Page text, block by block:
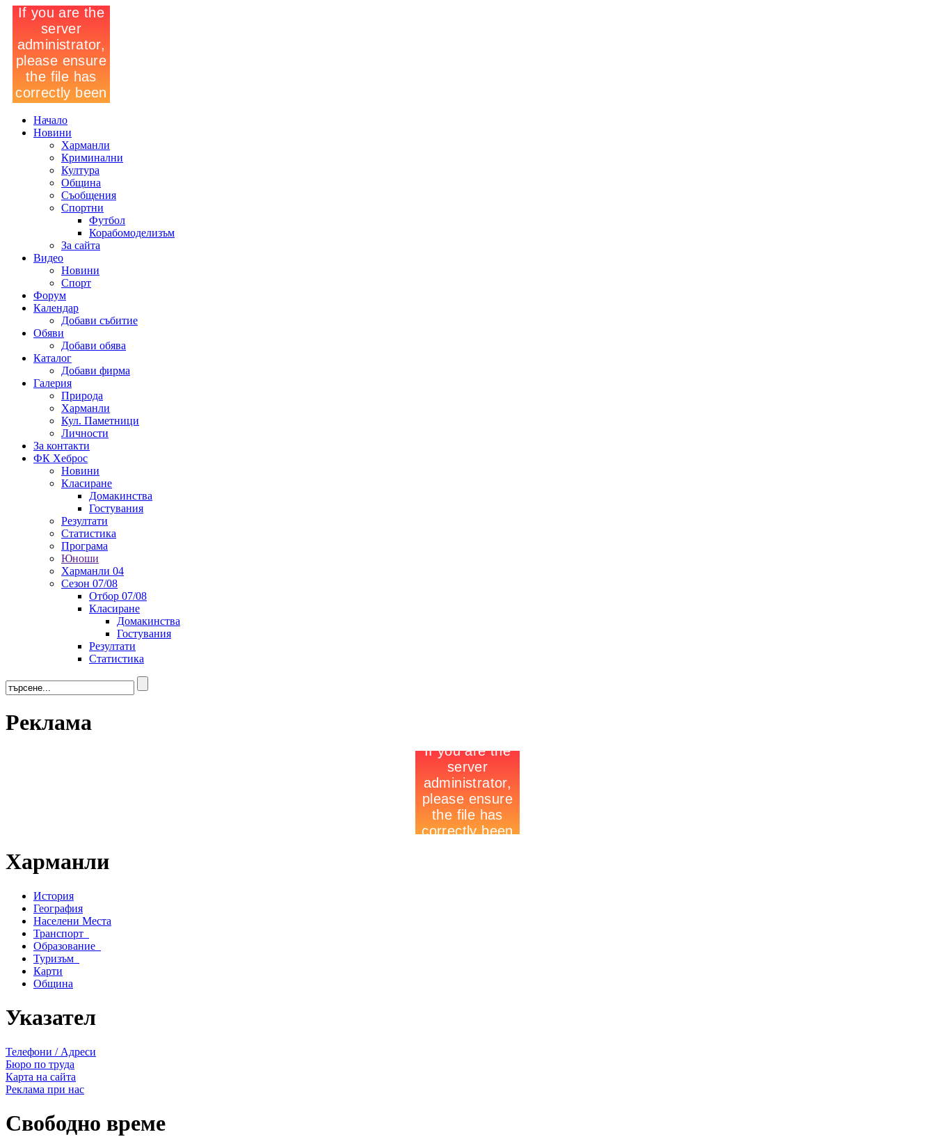
Начало
Новини
Харманли
Криминални
Култура
Община
Съобщения
Спортни
Футбол
Корабомоделизъм
За сайта
Видео
Новини
Спорт
Форум
Календар
Добави събитие
Обяви
Добави обява
Каталог
Добави фирма
Галерия
Природа
Харманли
Кул. Паметници
Личности
За контакти
ФК Хеброс
Новини
Класиране
Домакинства
Гостувания
Резултати
Статистика
Програма
Юноши
Харманли 04
Сезон 07/08
Отбор 07/08
Класиране
Домакинства
Гостувания
Резултати
Статистика
Реклама
Харманли
История
География
Населени Места
Транспорт
Образование
Туризъм
Карти
Община
Указател
Телефони / Адреси
Бюро по труда
Карта на сайта
Реклама при нас
Свободно време